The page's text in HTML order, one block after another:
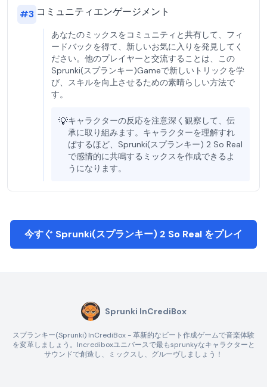
#3 コミュニティエンゲージメント
あなたのミックスをコミュニティと共有して、フィ
ードバックを得て、新しいお気に入りを発見してく
ださい。他のプレイヤーと交流することは、この
Sprunki(スプランキー)Gameで新しいトリックを学
び、スキルを向上させるための素晴らしい方法で
す。
💡キャラクターの反応を注意深く観察して、伝
承に取り組みます。キャラクターを理解すれ
ばするほど、Sprunki(スプランキー) 2 So Real
で感情的に共鳴するミックスを作成できるよ
うになります。
今すぐ Sprunki(スプランキー) 2 So Real をプレイ
Sprunki InCrediBox
スプランキー(Sprunki) InCrediBox - 革新的なビート作成ゲームで音楽体験
を変革しましょう。Incrediboxユニバースで最もsprunkyなキャラクターと
サウンドで創造し、ミックスし、グルーヴしましょう！